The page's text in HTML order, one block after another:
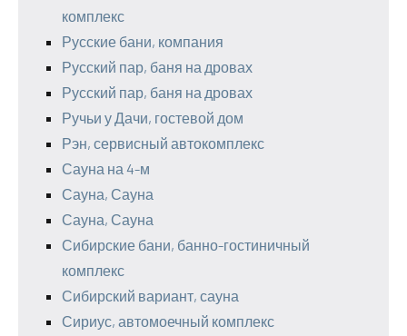
комплекс
Русские бани, компания
Русский пар, баня на дровах
Русский пар, баня на дровах
Ручьи у Дачи, гостевой дом
Рэн, сервисный автокомплекс
Сауна на 4-м
Сауна, Сауна
Сауна, Сауна
Сибирские бани, банно-гостиничный
комплекс
Сибирский вариант, сауна
Сириус, автомоечный комплекс